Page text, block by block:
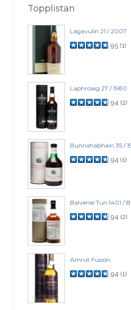
Topplistan
Lagavulin 21 / 2007
95 (1)
Laphroaig 27 / 1980
94 (2)
Bunnahabhain 35 /
94 (1)
Balvenie Tun 1401 /
94 (2)
Amrut Fusion
94 (1)